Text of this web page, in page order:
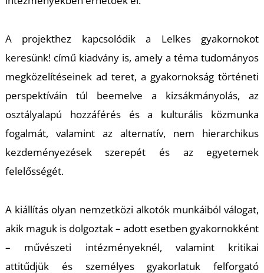
A projekthez kapcsolódik a Lelkes gyakornokot
keresünk!című kiadvány is, amely a téma tudományos
megközelítéseinek ad teret, a gyakornokság történeti
perspektíváin túl beemelve a kizsákmányolás, az
osztályalapú hozzáférés és a kulturális közmunka
fogalmát, valamint az alternatív, nem hierarchikus
kezdeményezések szerepét és az egyetemek
felelősségét.
A kiállítás olyan nemzetközi alkotók munkáiból válogat,
akik maguk is dolgoztak – adott esetben gyakornokként
– művészeti intézményeknél, valamint kritikai
attitűdjük és személyes gyakorlatuk felforgató